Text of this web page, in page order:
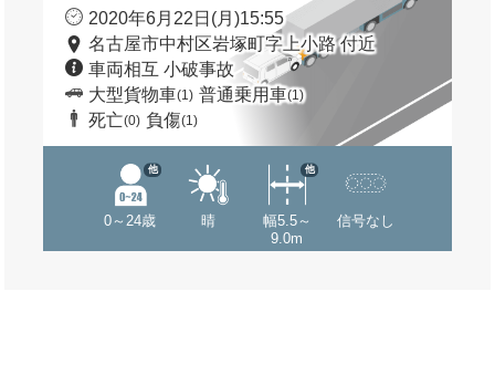
2020年6月22日(月)15:55
名古屋市中村区岩塚町字上小路 付近
車両相互 小破事故
大型貨物車(1) 普通乗用車(1)
死亡(0) 負傷(1)
0～24歳
他
晴
幅5.5～
9.0m
他
信号なし